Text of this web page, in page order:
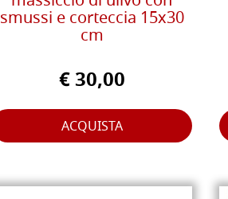
smussi e corteccia 15x30
cm
€ 30,00
ACQUISTA